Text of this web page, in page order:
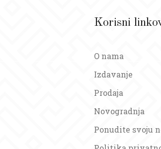
Korisni
O nama
Izdavanje
Prodaja
Novogradnja
Ponudite svoju